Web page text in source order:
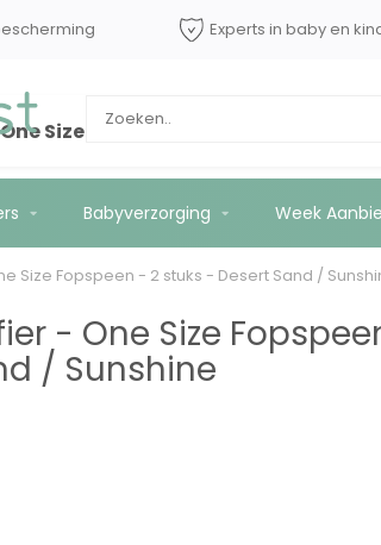
Experts in baby en
Babyverzorging Week
Size Fopspeen - 2 stuks - Desert Sand /
Size Fopspeen - 2 stuks - Desert
- One Size
/ Sunshine